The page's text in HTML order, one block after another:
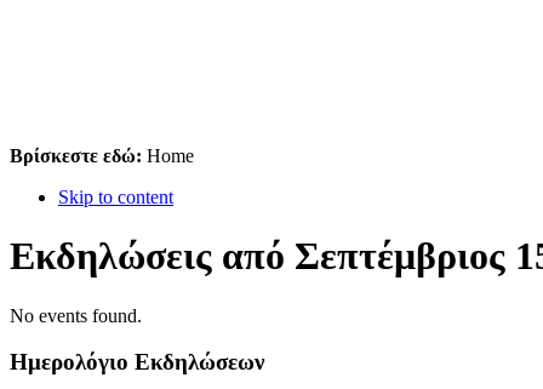
Βρίσκεστε εδώ: Home
Skip to content
Εκδηλώσεις από Σεπτέμβριος
No events found.
Ημερολόγιο Εκδηλώσεων